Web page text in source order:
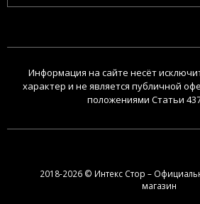
Информация на сайте несёт
характер и не является публичной
положениями Статьи
2018-2026 © Интекс Стор –
магазин